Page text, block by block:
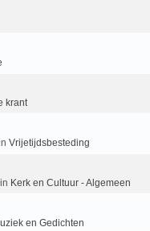
krant
Vrijetijdsbesteding
Kerk en Cultuur - Algemeen
en Gedichten